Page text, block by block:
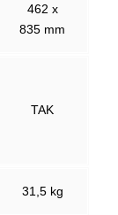
462 x
835 mm
TAK
31,5 kg